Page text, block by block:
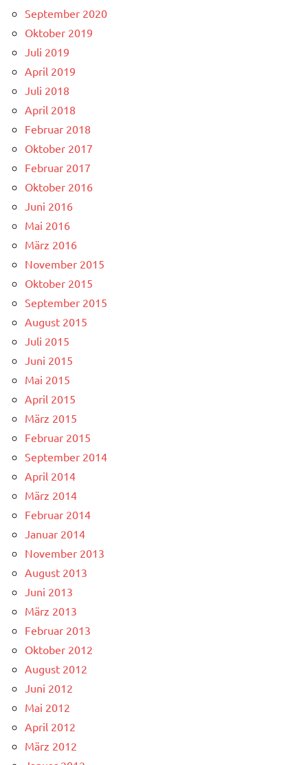
September 2020
Oktober 2019
Juli 2019
April 2019
Juli 2018
April 2018
Februar 2018
Oktober 2017
Februar 2017
Oktober 2016
Juni 2016
Mai 2016
März 2016
November 2015
Oktober 2015
September 2015
August 2015
Juli 2015
Juni 2015
Mai 2015
April 2015
März 2015
Februar 2015
September 2014
April 2014
März 2014
Februar 2014
Januar 2014
November 2013
August 2013
Juni 2013
März 2013
Februar 2013
Oktober 2012
August 2012
Juni 2012
Mai 2012
April 2012
März 2012